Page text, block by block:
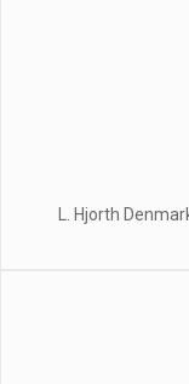
L. Hjorth